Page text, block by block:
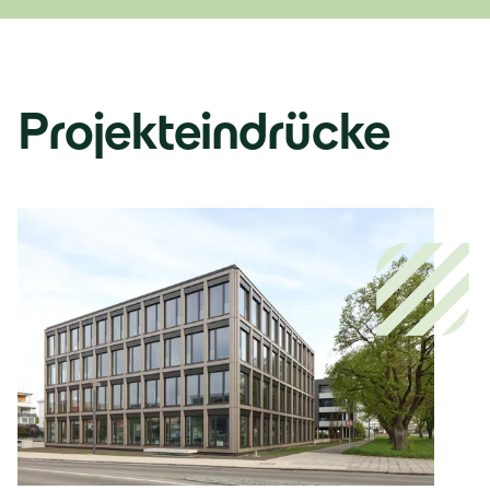
Projekteindrücke